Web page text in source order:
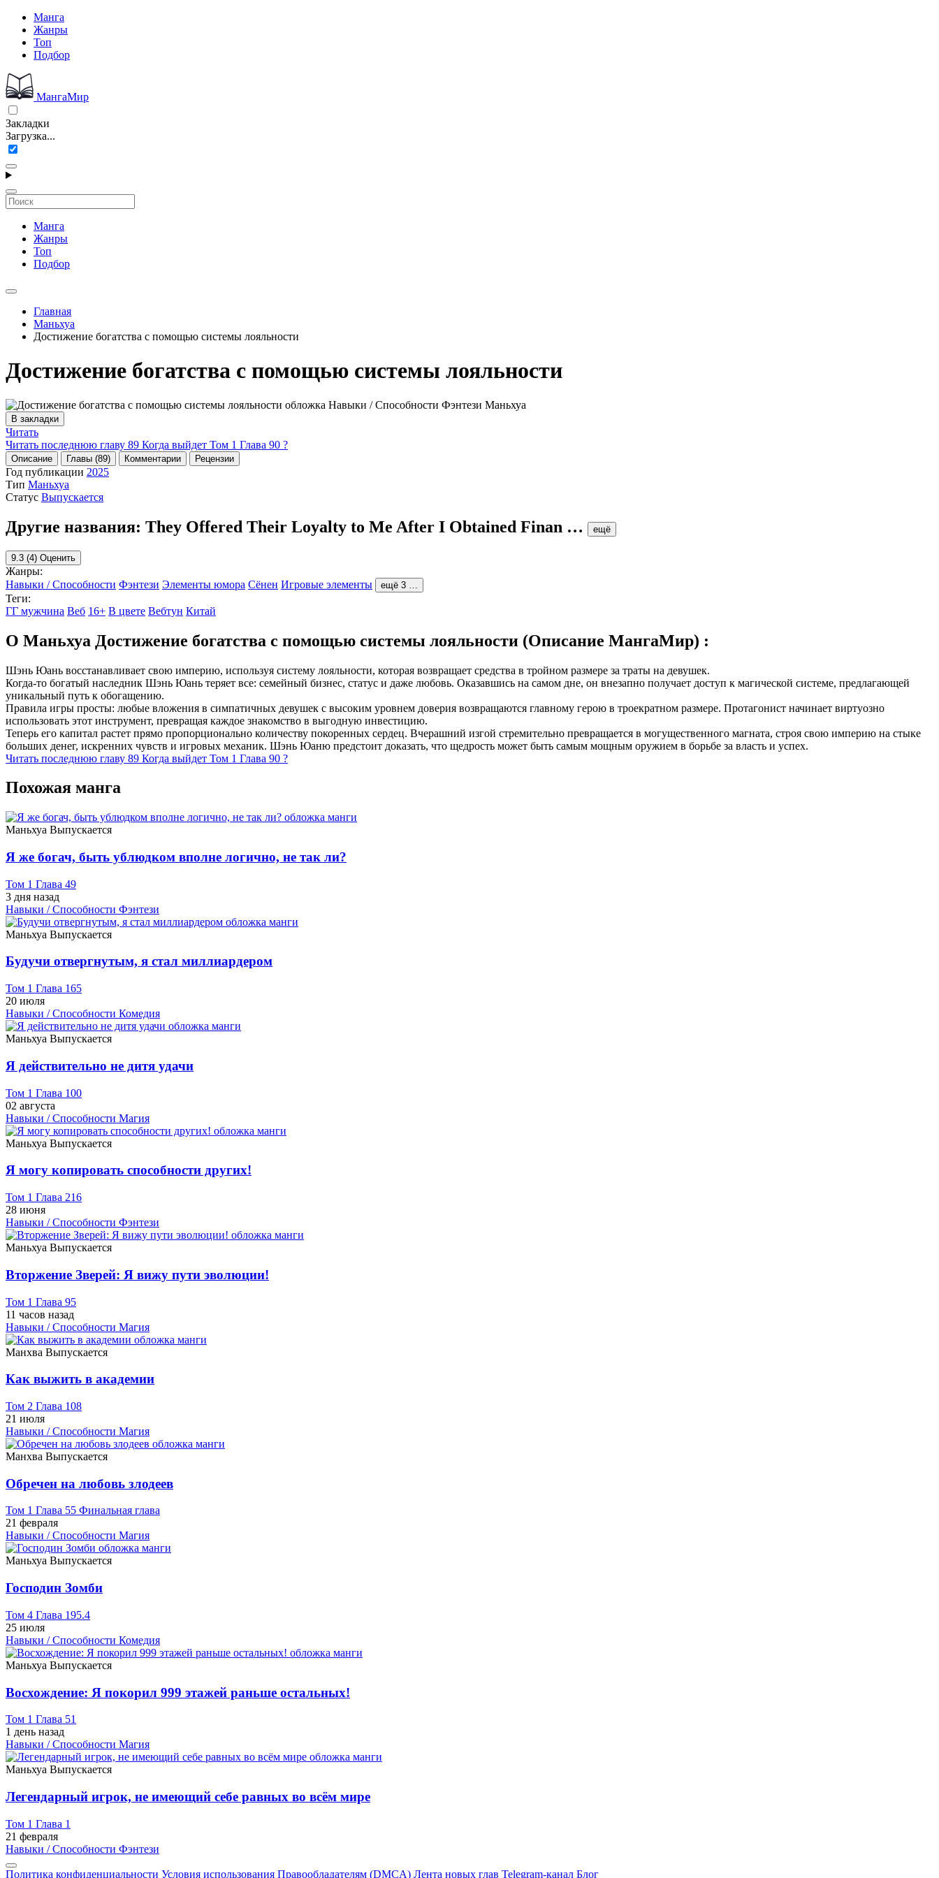
Манга
Жанры
Топ
Подбор
МангаМир
Закладки
Загрузка...
Манга
Жанры
Топ
Подбор
Главная
Маньхуа
Достижение богатства с помощью системы лояльности
Достижение богатства с помощью системы лояльности
В закладки
Читать
Читать последнюю главу 89 Когда выйдет Том 1 Глава 90 ?
Описание Главы (89) Комментарии Рецензии
Год публикации 2025
Тип Маньхуа
Статус Выпускается
Другие названия: They Offered Their Loyalty to Me After I Obtained Finan … ещё
9.3 (4) Оценить
Жанры:
Навыки / Способности Фэнтези Элементы юмора Сёнен Игровые элементы ещё 3 …
Теги:
ГГ мужчина Веб 16+ В цвете Вебтун Китай
О Маньхуа Достижение богатства с помощью системы лояльности (Описание МангаМир) :
Шэнь Юань восстанавливает свою империю, используя систему лояльности, которая возвращает средства в тройном размере за траты на девушек.
Когда-то богатый наследник Шэнь Юань теряет все: семейный бизнес, статус и даже любовь. Оказавшись на самом дне, он внезапно получает доступ к магической системе, предлагающей
уникальный путь к обогащению.
Правила игры просты: любые вложения в симпатичных девушек с высоким уровнем доверия возвращаются главному герою в троекратном размере. Протагонист начинает виртуозно
использовать этот инструмент, превращая каждое знакомство в выгодную инвестицию.
Теперь его капитал растет прямо пропорционально количеству покоренных сердец. Вчерашний изгой стремительно превращается в могущественного магната, строя свою империю на стыке
больших денег, искренних чувств и игровых механик. Шэнь Юаню предстоит доказать, что щедрость может быть самым мощным оружием в борьбе за власть и успех.
Читать последнюю главу 89 Когда выйдет Том 1 Глава 90 ?
Похожая манга
Маньхуа Выпускается
Я же богач, быть ублюдком вполне логично, не так ли?
Том 1 Глава 49
3 дня назад
Навыки / Способности Фэнтези
Маньхуа Выпускается
Будучи отвергнутым, я стал миллиардером
Том 1 Глава 165
20 июля
Навыки / Способности Комедия
Маньхуа Выпускается
Я действительно не дитя удачи
Том 1 Глава 100
02 августа
Навыки / Способности Магия
Маньхуа Выпускается
Я могу копировать способности других!
Том 1 Глава 216
28 июня
Навыки / Способности Фэнтези
Маньхуа Выпускается
Вторжение Зверей: Я вижу пути эволюции!
Том 1 Глава 95
11 часов назад
Навыки / Способности Магия
Манхва Выпускается
Как выжить в академии
Том 2 Глава 108
21 июля
Навыки / Способности Магия
Манхва Выпускается
Обречен на любовь злодеев
Том 1 Глава 55 Финальная глава
21 февраля
Навыки / Способности Магия
Маньхуа Выпускается
Господин Зомби
Том 4 Глава 195.4
25 июля
Навыки / Способности Комедия
Маньхуа Выпускается
Восхождение: Я покорил 999 этажей раньше остальных!
Том 1 Глава 51
1 день назад
Навыки / Способности Магия
Маньхуа Выпускается
Легендарный игрок, не имеющий себе равных во всём мире
Том 1 Глава 1
21 февраля
Навыки / Способности Фэнтези
Политика конфиденциальности Условия использования Правообладателям (DMCA) Лента новых глав Telegram-канал Блог